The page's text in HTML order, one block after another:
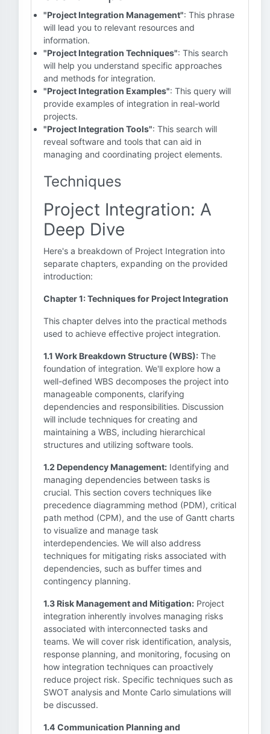
"Project Integration Management": This phrase
will lead you to relevant resources and
information.
"Project Integration Techniques": This search
will help you understand specific approaches
and methods for integration.
"Project Integration Examples": This query will
provide examples of integration in real-world
projects.
"Project Integration Tools": This search will
reveal software and tools that can aid in
managing and coordinating project elements.
Techniques
Project Integration: A
Deep Dive
Here's a breakdown of Project Integration into
separate chapters, expanding on the provided
introduction:
Chapter 1: Techniques for Project Integration
This chapter delves into the practical methods
used to achieve effective project integration.
1.1 Work Breakdown Structure (WBS): The
foundation of integration. We'll explore how a
well-defined WBS decomposes the project into
manageable components, clarifying
dependencies and responsibilities. Discussion
will include techniques for creating and
maintaining a WBS, including hierarchical
structures and utilizing software tools.
1.2 Dependency Management: Identifying and
managing dependencies between tasks is
crucial. This section covers techniques like
precedence diagramming method (PDM), critical
path method (CPM), and the use of Gantt charts
to visualize and manage task
interdependencies. We will also address
techniques for mitigating risks associated with
dependencies, such as buffer times and
contingency planning.
1.3 Risk Management and Mitigation: Project
integration inherently involves managing risks
associated with interconnected tasks and
teams. We will cover risk identification, analysis,
response planning, and monitoring, focusing on
how integration techniques can proactively
reduce project risk. Specific techniques such as
SWOT analysis and Monte Carlo simulations will
be discussed.
1.4 Communication Planning and